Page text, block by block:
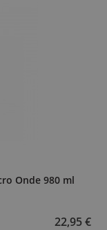
Onde 980 ml
22,95 €